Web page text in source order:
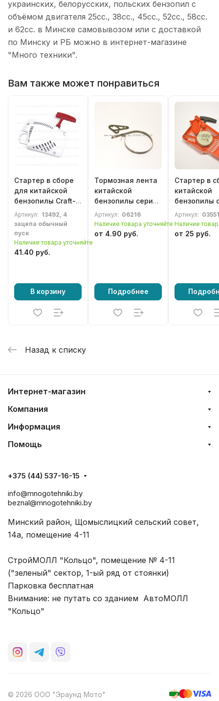
украинских, белорусских, польских бензопил с
объёмом двигателя 25сс., 38сс., 45сс., 52сс., 58сс.
и 62сс. в Минске самовывозом или с доставкой
по Минску и РБ можно в интернет-магазине
"Много техники".
Вам также может понравиться
Стартер в сборе
для китайской
бензопилы Craft-
Tec (металл
корпус и шкив)
Артикул: 13492, 4
зацепа обычный
пуск
Наличие товара уточняйте
41.40 руб.
В корзину
Тормозная лента
китайской
бензопилы серии
4500 / 5200
Артикул: 06216
Наличие товара уточняйте
от 4.90 руб.
Подробнее
Стартер в
китайской
бензопилы
3800
Артикул: 03551
Наличие
от 25 руб.
Назад к списку
Интернет-магазин
Компания
Информация
Помощь
+375 (44) 537-16-15
info@mnogotehniki.by
beznal@mnogotehniki.by
Минский район, Щомыслицкий сельский совет,
14а, помещение 4-11
СтройМОЛЛ "Кольцо", помещение № 4-11
("зеленый" сектор, 1-ый ряд от стоянки)
Парковка бесплатная
Внимание: не путать со зданием АвтоМОЛЛ
"Кольцо"
© 2026 ООО "Эраунд Мото"